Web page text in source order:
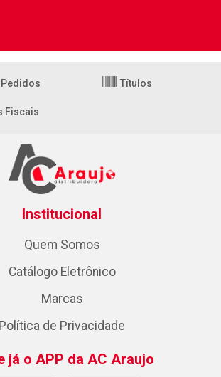
Títulos
Fiscais
Institucional
Quem Somos
Catálogo Eletrônico
Marcas
Política de Privacidade
já o APP da AC Araujo